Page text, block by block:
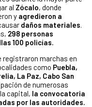
al Zócalo, donde
y agredieron a
daños materiales.
298 personas
100 policías.
registraron marchas en
como Puebla,
La Paz, Cabo San
de numerosas
capital, la convocatoria
por las autoridades.